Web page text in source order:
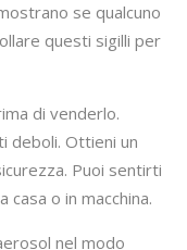
se qualcuno
questi sigilli per
di venderlo.
deboli. Ottieni un
Puoi sentirti
o in macchina.
nel modo